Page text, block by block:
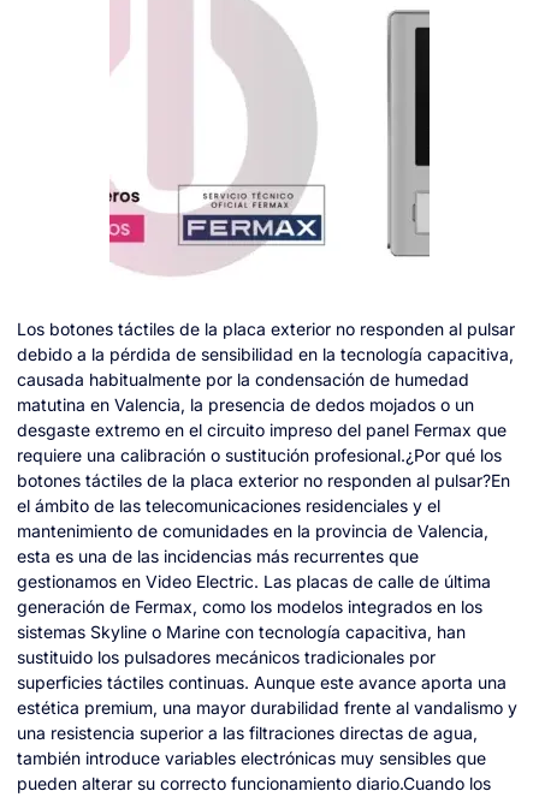
Los botones táctiles de la placa exterior no responden al pulsar
debido a la pérdida de sensibilidad en la tecnología capacitiva,
causada habitualmente por la condensación de humedad
matutina en Valencia, la presencia de dedos mojados o un
desgaste extremo en el circuito impreso del panel Fermax que
requiere una calibración o sustitución profesional.¿Por qué los
botones táctiles de la placa exterior no responden al pulsar?En
el ámbito de las telecomunicaciones residenciales y el
mantenimiento de comunidades en la provincia de Valencia,
esta es una de las incidencias más recurrentes que
gestionamos en Video Electric. Las placas de calle de última
generación de Fermax, como los modelos integrados en los
sistemas Skyline o Marine con tecnología capacitiva, han
sustituido los pulsadores mecánicos tradicionales por
superficies táctiles continuas. Aunque este avance aporta una
estética premium, una mayor durabilidad frente al vandalismo y
una resistencia superior a las filtraciones directas de agua,
también introduce variables electrónicas muy sensibles que
pueden alterar su correcto funcionamiento diario.Cuando los